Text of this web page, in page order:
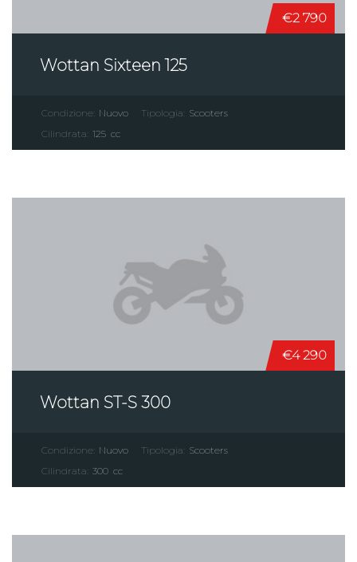
€2 790
Wottan Sixteen 125
Condizione: Nuovo Tipologia: Scooters
Cilindrata: 125 cc
€4 290
Wottan ST-S 300
Condizione: Nuovo Tipologia: Scooters
Cilindrata: 300 cc